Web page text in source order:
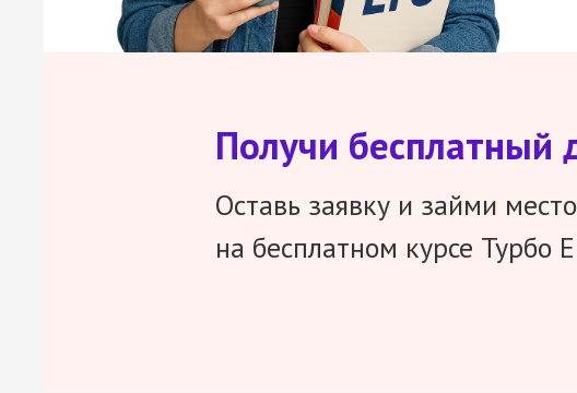
Получи бесплатный
Оставь заявку и займи место
на бесплатном курсе Турбо